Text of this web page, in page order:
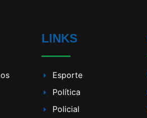
LINKS
Esporte
Política
Policial